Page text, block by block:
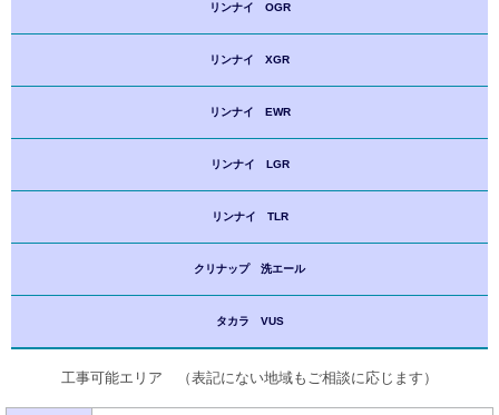
リンナイ OGR
リンナイ XGR
リンナイ EWR
リンナイ LGR
リンナイ TLR
クリナップ 洗エール
タカラ VUS
工事可能エリア （表記にない地域もご相談に応じます）